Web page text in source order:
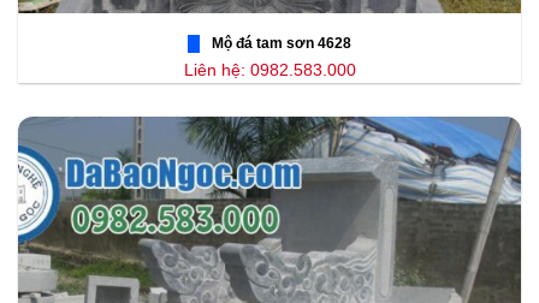
Mộ đá tam sơn 4628
Liên hệ: 0982.583.000